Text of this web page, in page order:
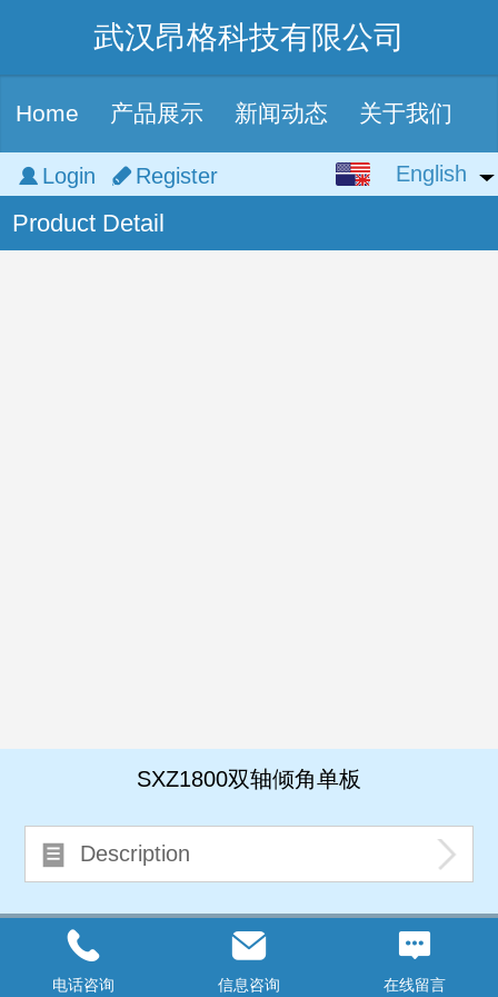
武汉昂格科技有限公司
Home 产品展示 新闻动态 关于我们
Login Register English
English
Product Detail
SXZ1800双轴倾角单板
Description
电话咨询 信息咨询 在线留言